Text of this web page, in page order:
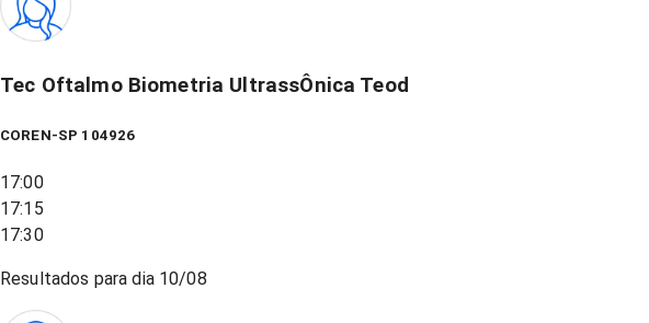
Tec Oftalmo Biometria UltrassÔnica Teod
COREN-SP 104926
17:00
17:15
17:30
Resultados para dia 10/08